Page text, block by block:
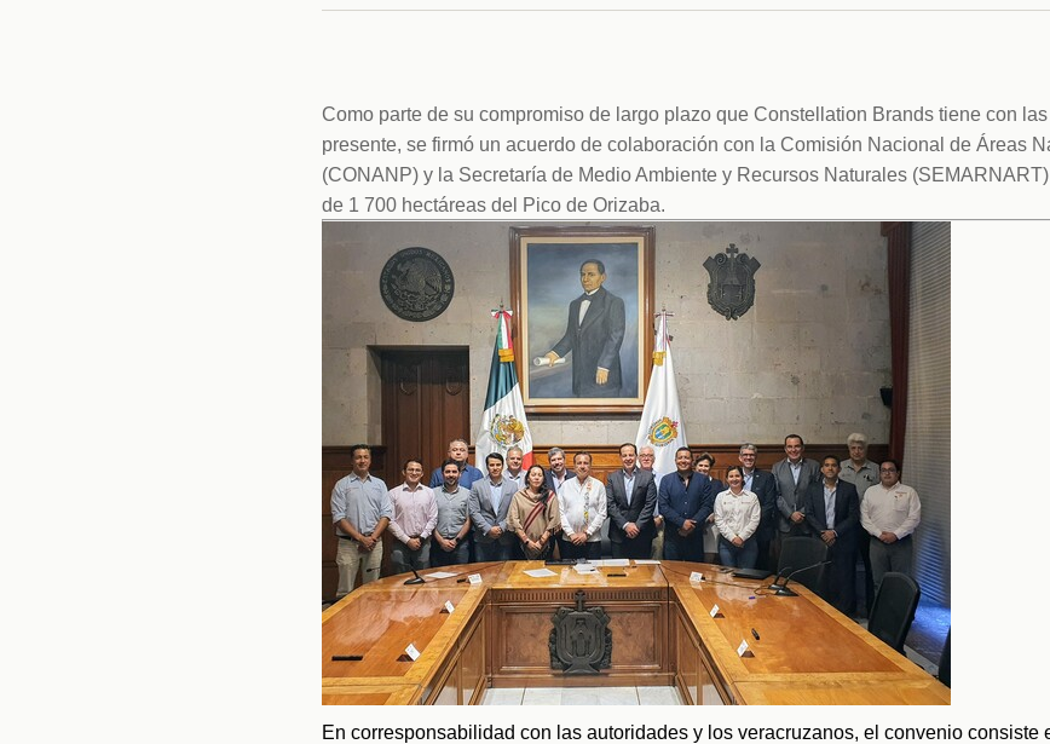
Como parte de su compromiso de largo plazo que Constellation Brands tiene con
presente, se firmó un acuerdo de colaboración con la Comisión Nacional de Áreas
(CONANP) y la Secretaría de Medio Ambiente y Recursos Naturales
de 1 700 hectáreas del Pico de Orizaba.
En corresponsabilidad con las autoridades y los veracruzanos, el convenio consiste